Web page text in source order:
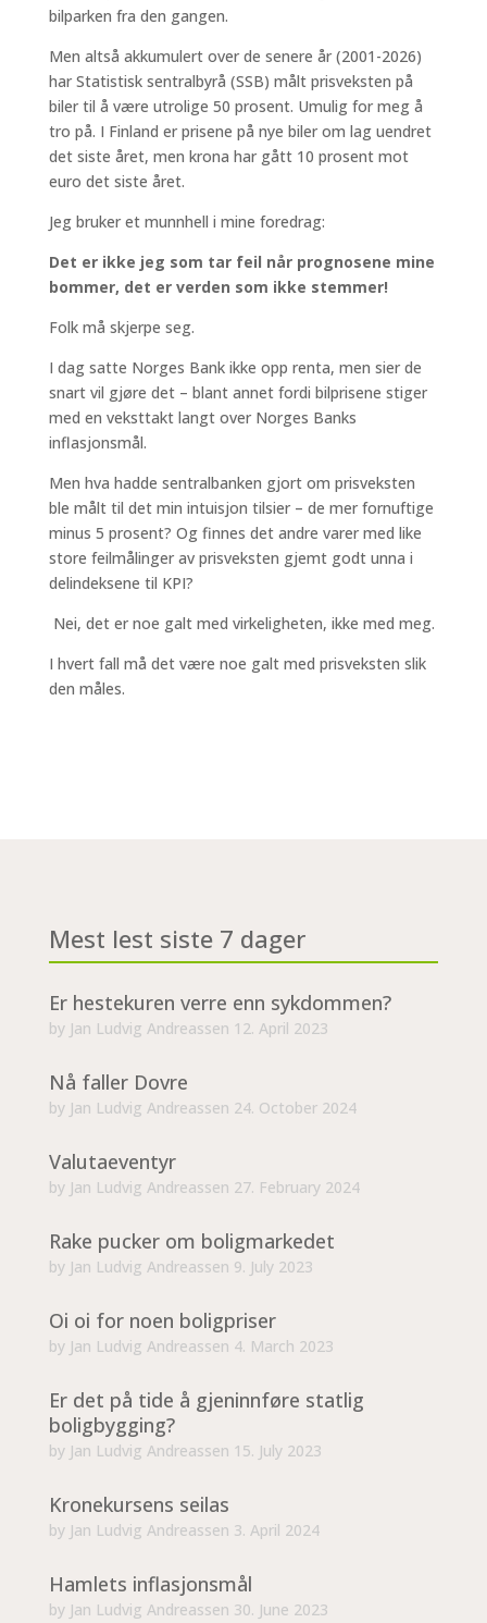
bilparken fra den gangen.
Men altså akkumulert over de senere år (2001-2026)
har Statistisk sentralbyrå (SSB) målt prisveksten på
biler til å være utrolige 50 prosent. Umulig for meg å
tro på. I Finland er prisene på nye biler om lag uendret
det siste året, men krona har gått 10 prosent mot
euro det siste året.
Jeg bruker et munnhell i mine foredrag:
Det er ikke jeg som tar feil når prognosene mine
bommer, det er verden som ikke stemmer!
Folk må skjerpe seg.
I dag satte Norges Bank ikke opp renta, men sier de
snart vil gjøre det – blant annet fordi bilprisene stiger
med en veksttakt langt over Norges Banks
inflasjonsmål.
Men hva hadde sentralbanken gjort om prisveksten
ble målt til det min intuisjon tilsier – de mer fornuftige
minus 5 prosent? Og finnes det andre varer med like
store feilmålinger av prisveksten gjemt godt unna i
delindeksene til KPI?
Nei, det er noe galt med virkeligheten, ikke med meg.
I hvert fall må det være noe galt med prisveksten slik
den måles.
Mest lest siste 7 dager
Er hestekuren verre enn sykdommen?
by Jan Ludvig Andreassen 12. April 2023
Nå faller Dovre
by Jan Ludvig Andreassen 24. October 2024
Valutaeventyr
by Jan Ludvig Andreassen 27. February 2024
Rake pucker om boligmarkedet
by Jan Ludvig Andreassen 9. July 2023
Oi oi for noen boligpriser
by Jan Ludvig Andreassen 4. March 2023
Er det på tide å gjeninnføre statlig
boligbygging?
by Jan Ludvig Andreassen 15. July 2023
Kronekursens seilas
by Jan Ludvig Andreassen 3. April 2024
Hamlets inflasjonsmål
by Jan Ludvig Andreassen 30. June 2023